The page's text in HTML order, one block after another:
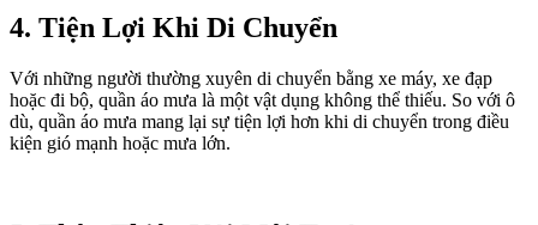
4. Tiện Lợi Khi Di Chuyển
Với những người thường xuyên di chuyển bằng xe máy, xe đạp
hoặc đi bộ, quần áo mưa là một vật dụng không thể thiếu. So với ô
dù, quần áo mưa mang lại sự tiện lợi hơn khi di chuyển trong điều
kiện gió mạnh hoặc mưa lớn.